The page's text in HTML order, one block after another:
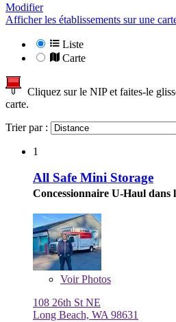
Modifier
Afficher les établissements sur une
Liste
Carte
Cliquez sur le NIP et faites-le
carte.
Trier par :
1
All Safe Mini Storage
Concessionnaire U-Haul dans
VoirPhotos
108 26th St NE
Long Beach, WA 98631